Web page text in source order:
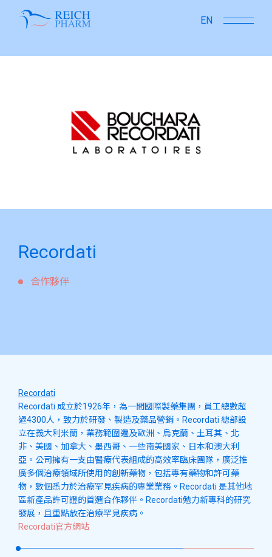
EN
Recordati
合作夥伴
Recordati
Recordati 成立於1926年，為一間國際製藥集團，員工總數超
過4300人，致力於研發、製造及藥品營銷。Recordati 總部設
立在義大利米蘭，業務範圍遍及歐洲、烏克蘭、土耳其、北
非、美國、加拿大、墨西哥、一些南美國家、日本和澳大利
亞。公司擁有一支由醫療代表組成的高效率臨床團隊，廣泛推
廣多個治療領域所使用的創新藥物，包括專有藥物和許可藥
物，數個悉力於治療罕見疾病的專業業務。Recordati 是其他地
區新產品許可證的首選合作夥伴。Recordati勉力新專科的研究
發展，且重點放在治療罕見疾病。
Recordati官方網站
close